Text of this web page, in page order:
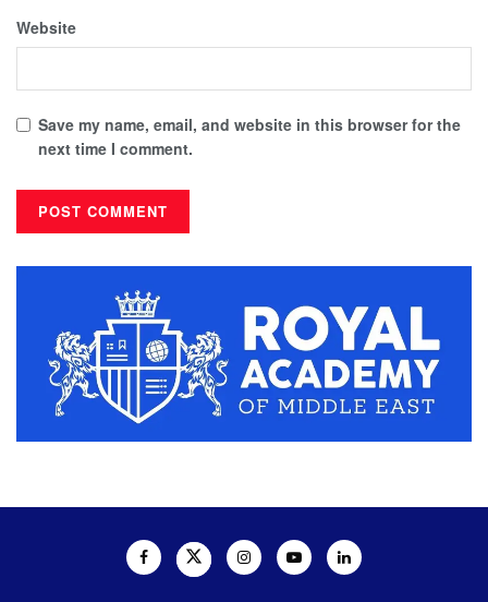
Website
Save my name, email, and website in this browser for the
next time I comment.